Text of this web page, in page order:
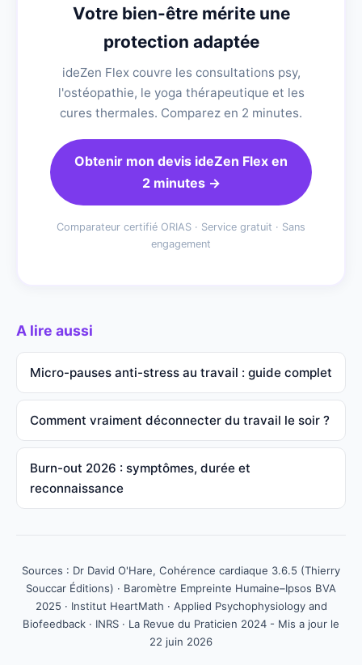
Votre bien-être mérite une
protection adaptée
ideZen Flex couvre les consultations psy,
l'ostéopathie, le yoga thérapeutique et les
cures thermales. Comparez en 2 minutes.
Obtenir mon devis ideZen Flex en
2 minutes →
Comparateur certifié ORIAS · Service gratuit · Sans
engagement
A lire aussi
Micro-pauses anti-stress au travail : guide complet
Comment vraiment déconnecter du travail le soir ?
Burn-out 2026 : symptômes, durée et
reconnaissance
Sources : Dr David O'Hare, Cohérence cardiaque 3.6.5 (Thierry
Souccar Éditions) · Baromètre Empreinte Humaine–Ipsos BVA
2025 · Institut HeartMath · Applied Psychophysiology and
Biofeedback · INRS · La Revue du Praticien 2024 - Mis a jour le
22 juin 2026